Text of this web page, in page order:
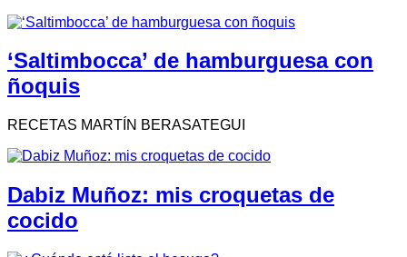
‘Saltimbocca’ de hamburguesa con
ñoquis
RECETAS MARTÍN BERASATEGUI
Dabiz Muñoz: mis croquetas de
cocido